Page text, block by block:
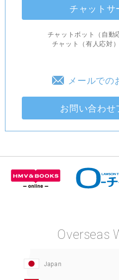
チャットサ
チャットボット（自動
チャット（有人応対
メールでの
お問い合わせ
Overseas
Japan